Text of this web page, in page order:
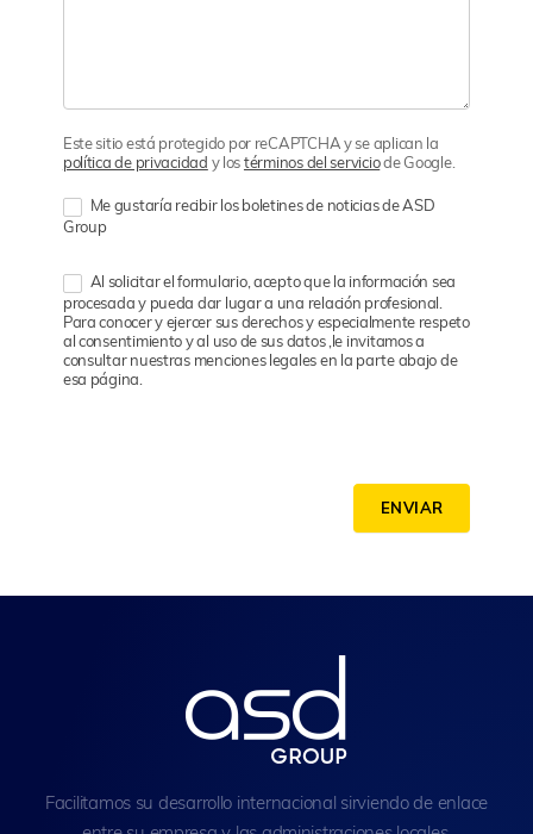
Este sitio está protegido por reCAPTCHA y se aplican la
política de privacidad y lostérminos del serviciode Google.
Me gustaría recibir los boletines de noticias de ASD
Group
Al solicitar el formulario, acepto que la información sea
procesada y pueda dar lugar a una relación profesional.
Para conocer y ejercer sus derechos y especialmente respeto
al consentimiento y al uso de sus datos ,le invitamos a
consultar nuestras menciones legales en la parte abajo de
esa página.
ENVIAR
Facilitamos su desarrollo internacional sirviendo de enlace